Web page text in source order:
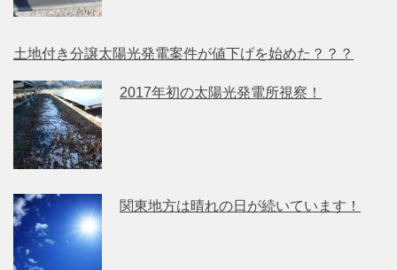
土地付き分譲太陽光発電案件が値下げを始めた？？？
2017年初の太陽光発電所視察！
関東地方は晴れの日が続いています！